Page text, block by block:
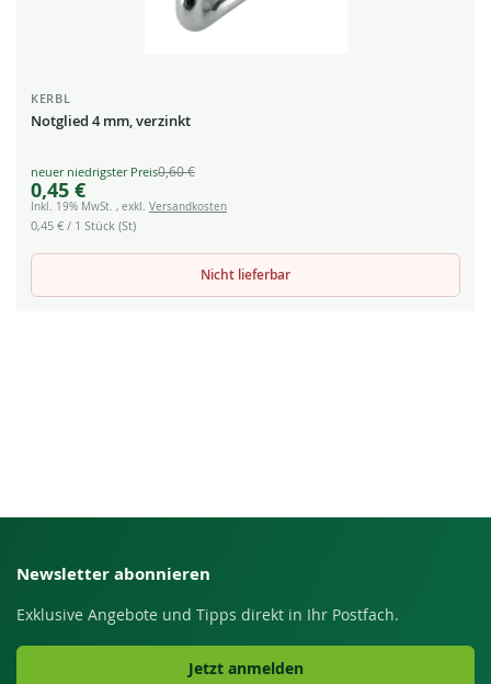
KERBL
Notglied 4 mm, verzinkt
Special
Price
0,45 €
0,60 €
Inkl. 19% MwSt. , exkl. Versandkosten
0,45 € / 1 Stück (St)
Nicht lieferbar
Newsletter abonnieren
Exklusive Angebote und Tipps direkt in Ihr Postfach.
Jetzt anmelden